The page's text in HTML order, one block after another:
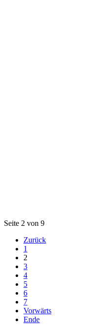
Seite 2 von 9
Zurück
1
2
3
4
5
6
7
Vorwärts
Ende